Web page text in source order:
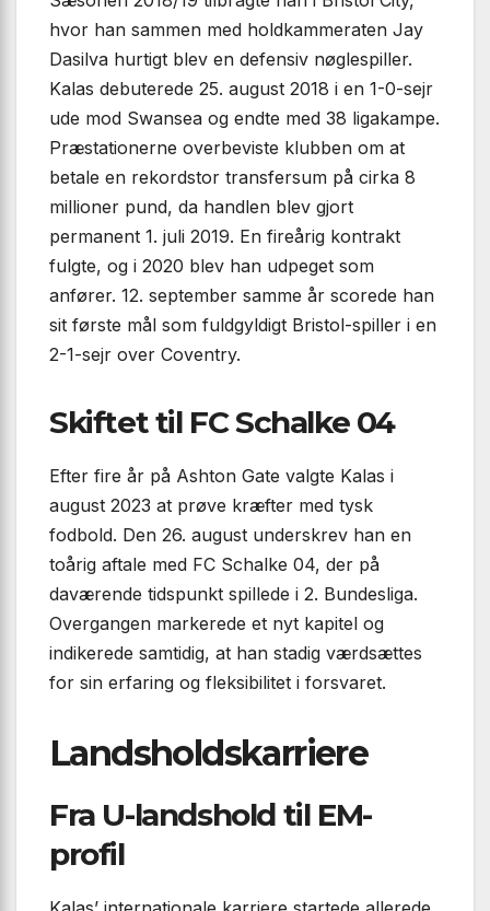
hvor han sammen med holdkammeraten Jay
Dasilva hurtigt blev en defensiv nøglespiller.
Kalas debuterede 25. august 2018 i en 1-0-sejr
ude mod Swansea og endte med 38 ligakampe.
Præstationerne overbeviste klubben om at
betale en rekordstor transfersum på cirka 8
millioner pund, da handlen blev gjort
permanent 1. juli 2019. En fireårig kontrakt
fulgte, og i 2020 blev han udpeget som
anfører. 12. september samme år scorede han
sit første mål som fuldgyldigt Bristol-spiller i en
2-1-sejr over Coventry.
Skiftet til FC Schalke 04
Efter fire år på Ashton Gate valgte Kalas i
august 2023 at prøve kræfter med tysk
fodbold. Den 26. august underskrev han en
toårig aftale med FC Schalke 04, der på
daværende tidspunkt spillede i 2. Bundesliga.
Overgangen markerede et nyt kapitel og
indikerede samtidig, at han stadig værdsættes
for sin erfaring og fleksibilitet i forsvaret.
Landsholdskarriere
Fra U-landshold til EM-
profil